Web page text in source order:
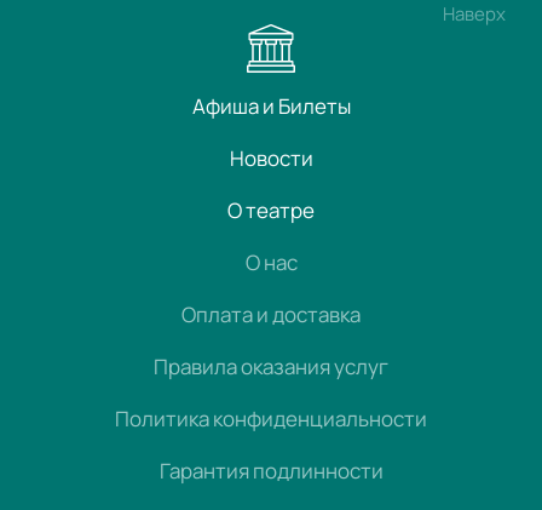
Наверх
Афиша и Билеты
Новости
О театре
О нас
Оплата и доставка
Правила оказания услуг
Политика конфиденциальности
Гарантия подлинности